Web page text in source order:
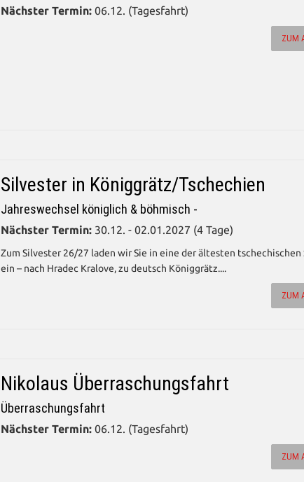
Nächster Termin:06.12. (Tagesfahrt)
ZUM
Silvester in Königgrätz/Tschechien
Jahreswechsel königlich & böhmisch -
Nächster Termin: 30.12. - 02.01.2027 (4 Tage)
Zum Silvester 26/27 laden wir Sie in eine der ältesten tschechischen
ein – nach Hradec Kralove, zu deutsch Königgrätz....
ZUM
Nikolaus Überraschungsfahrt
Überraschungsfahrt
Nächster Termin:06.12. (Tagesfahrt)
ZUM